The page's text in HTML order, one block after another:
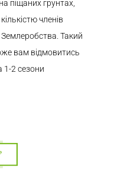
піщаних грунтах,
членів
Такий
вам відмовитись
1-2 сезони